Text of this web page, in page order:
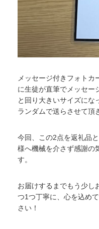
メッセージ付きフォト
に生徒が直筆でメッセー
と回り大きいサイズにな
ランダムで送らさせて頂
今回、この2点を返礼品
様へ機械を介さず感謝の
す。
お届けするまでもう少し
つ1つ丁寧に、心を込め
さい！